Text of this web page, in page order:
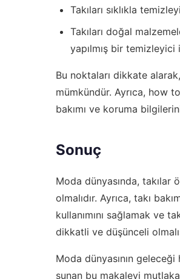
Takıları sıklıkla
Takıları doğal
yapılmış bir temizleyici
Bu noktaları dikkate
mümkündür. Ayrıca, how
bakımı ve koruma
Sonuç
Moda dünyasında, takılar
olmalıdır. Ayrıca, takı
kullanımını sağlamak ve
dikkatli ve düşünceli
Moda dünyasının geleceği
sunan bu makaleyi